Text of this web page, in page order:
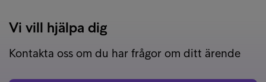
Vi vill hjälpa dig
Kontakta oss om du har frågor om ditt ärende